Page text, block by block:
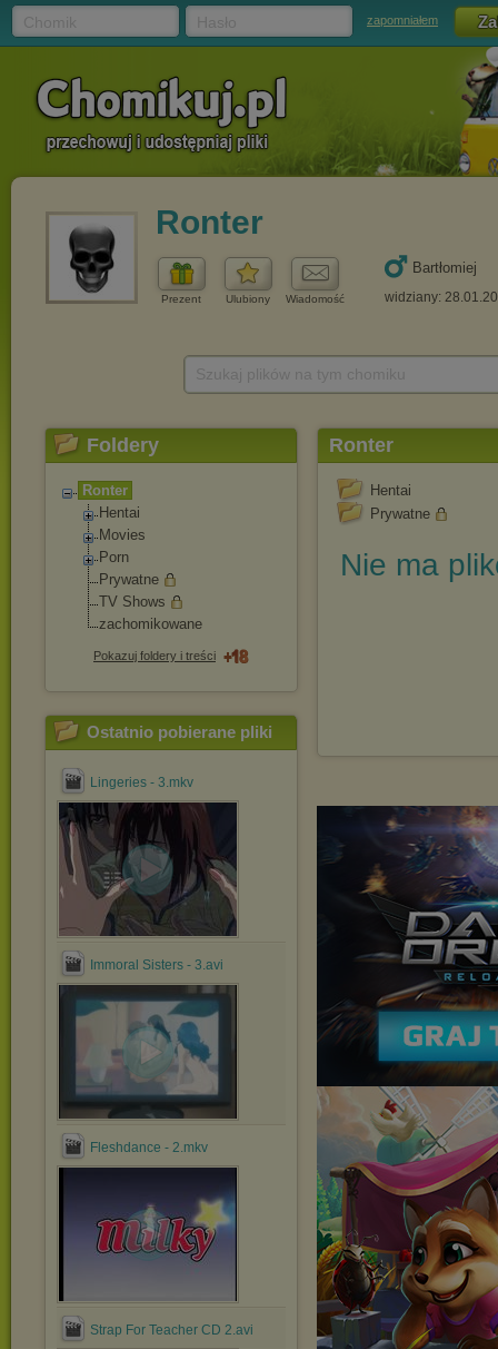
zapomniałem
Ronter
Prezent Ulubiony Wiadomość
Bartłomiej
widziany:
Foldery
Ronter
Hentai
Movies
Porn
Prywatne
TV Shows
zachomikowane
Pokazuj foldery i treści
Ostatnio pobierane pliki
Lingeries - 3.mkv
Immoral Sisters - 3.avi
Fleshdance - 2.mkv
Strap For Teacher CD 2.avi
Ronter
Hentai
Prywatne
Nie ma